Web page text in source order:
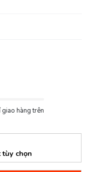
giao hàng trên
tùy chọn